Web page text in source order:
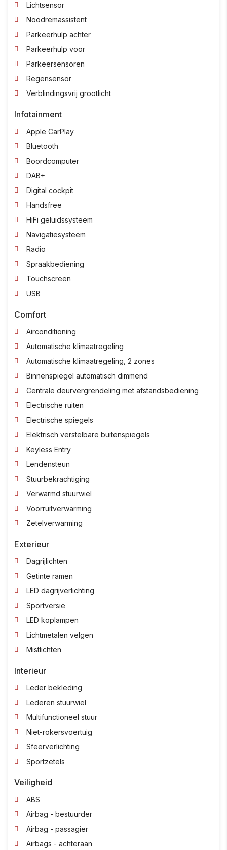
Lichtsensor
Noodremassistent
Parkeerhulp achter
Parkeerhulp voor
Parkeersensoren
Regensensor
Verblindingsvrij grootlicht
Infotainment
Apple CarPlay
Bluetooth
Boordcomputer
DAB+
Digital cockpit
Handsfree
HiFi geluidssysteem
Navigatiesysteem
Radio
Spraakbediening
Touchscreen
USB
Comfort
Airconditioning
Automatische klimaatregeling
Automatische klimaatregeling, 2 zones
Binnenspiegel automatisch dimmend
Centrale deurvergrendeling met afstandsbediening
Electrische ruiten
Electrische spiegels
Elektrisch verstelbare buitenspiegels
Keyless Entry
Lendensteun
Stuurbekrachtiging
Verwarmd stuurwiel
Voorruitverwarming
Zetelverwarming
Exterieur
Dagrijlichten
Getinte ramen
LED dagrijverlichting
Sportversie
LED koplampen
Lichtmetalen velgen
Mistlichten
Interieur
Leder bekleding
Lederen stuurwiel
Multifunctioneel stuur
Niet-rokersvoertuig
Sfeerverlichting
Sportzetels
Veiligheid
ABS
Airbag - bestuurder
Airbag - passagier
Airbags - achteraan